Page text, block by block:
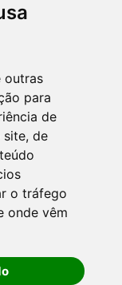
outras
para
de
site, de
o tráfego
onde vêm
OUVIDORIA